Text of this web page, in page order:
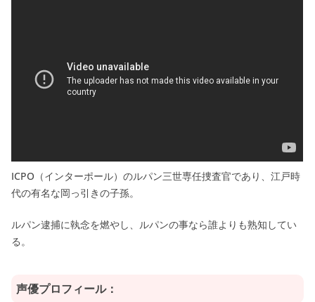
ICPO（インターポール）のルパン三世専任捜査官であり、江戸時
代の有名な岡っ引きの子孫。
ルパン逮捕に執念を燃やし、ルパンの事なら誰よりも熟知してい
る。
声優プロフィール：